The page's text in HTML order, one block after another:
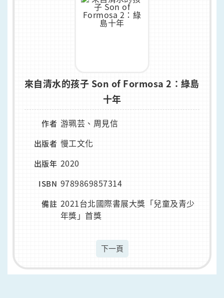
來自清水的孩子 Son of Formosa 2：綠島
十年
作者 游珮芸、周見信
出版者 慢工文化
出版年 2020
ISBN 9789869857314
備註 2021台北國際書展大獎「兒童及青少
年獎」首獎
下一頁